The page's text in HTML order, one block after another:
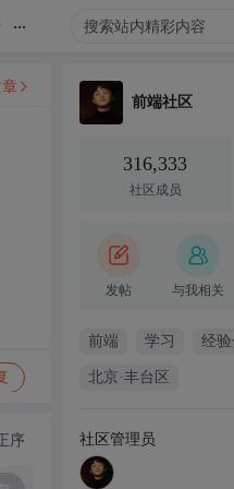
...
序
前端社区
316,333
社区成员
发帖 与我相关
前端 学习 经
北京·丰台区
社区管理员